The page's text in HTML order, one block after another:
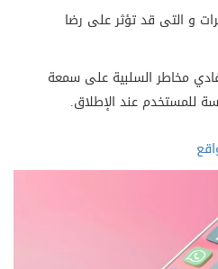
و التى قد تؤثر على رضا
مخاطر السلبية على سمعة
للمستخدم عند الإطلاق.